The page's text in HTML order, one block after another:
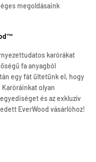
karórákat
fa anyagból
egy fát ültetünk el, hogy
olyan
és az exkluzív
EverWood vásárlóhoz!
megoldásaink